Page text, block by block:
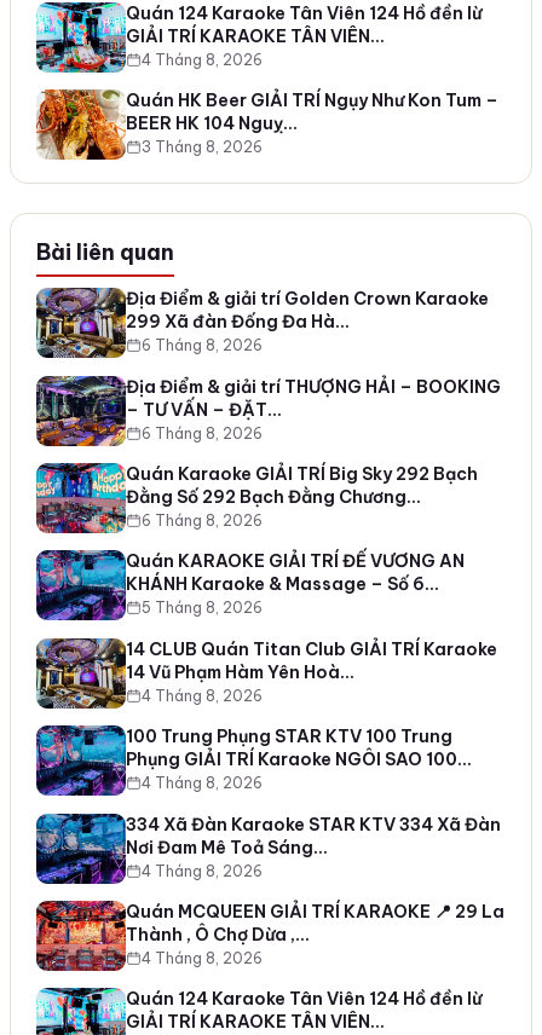
Quán 124 Karaoke Tân Viên 124 Hồ đền lừ
GIẢI TRÍ KARAOKE TÂN VIÊN…
4 Tháng 8, 2026
Quán HK Beer GIẢI TRÍ Ngụy Như Kon Tum –
BEER HK 104 Nguỵ…
3 Tháng 8, 2026
Bài liên quan
Địa Điểm & giải trí Golden Crown Karaoke
299 Xã đàn Đống Đa Hà…
6 Tháng 8, 2026
Địa Điểm & giải trí THƯỢNG HẢI – BOOKING
– TƯ VẤN – ĐẶT…
6 Tháng 8, 2026
Quán Karaoke GIẢI TRÍ Big Sky 292 Bạch
Đằng Số 292 Bạch Đằng Chương…
6 Tháng 8, 2026
Quán KARAOKE GIẢI TRÍ ĐẾ VƯƠNG AN
KHÁNH Karaoke & Massage – Số 6…
5 Tháng 8, 2026
14 CLUB Quán Titan Club GIẢI TRÍ Karaoke
14 Vũ Phạm Hàm Yên Hoà…
4 Tháng 8, 2026
100 Trung Phụng STAR KTV 100 Trung
Phụng GIẢI TRÍ Karaoke NGÔI SAO 100…
4 Tháng 8, 2026
334 Xã Đàn Karaoke STAR KTV 334 Xã Đàn
Nơi Đam Mê Toả Sáng…
4 Tháng 8, 2026
Quán MCQUEEN GIẢI TRÍ KARAOKE 📍 29 La
Thành , Ô Chợ Dừa ,…
4 Tháng 8, 2026
Quán 124 Karaoke Tân Viên 124 Hồ đền lừ
GIẢI TRÍ KARAOKE TÂN VIÊN…